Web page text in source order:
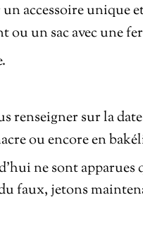
accessoire unique
un sac avec une
renseigner sur la
ou encore en
ne sont apparues
faux, jetons